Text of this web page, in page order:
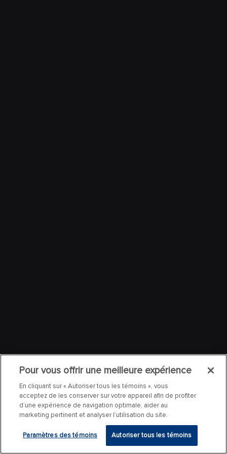
Pour vous offrir une meilleure expérience
En cliquant sur « Autoriser tous les témoins », vous
acceptez de les conserver sur votre appareil afin de profiter
d’une expérience de navigation optimale, aider au
marketing pertinent et analyser l’utilisation du site.
Paramètres des témoins Autoriser tous les témoins